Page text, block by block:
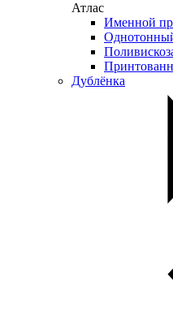
Атлас
Именной
Дублёнка